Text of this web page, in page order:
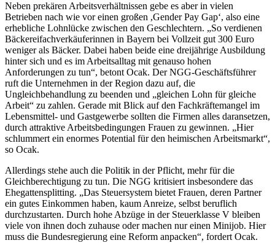
Neben prekären Arbeitsverhältnissen gebe es aber in vielen
Betrieben nach wie vor einen großen ,Gender Pay Gap‘, also eine
erhebliche Lohnlücke zwischen den Geschlechtern. „So verdienen
Bäckereifachverkäuferinnen in Bayern bei Vollzeit gut 300 Euro
weniger als Bäcker. Dabei haben beide eine dreijährige Ausbildung
hinter sich und es im Arbeitsalltag mit genauso hohen
Anforderungen zu tun“, betont Ocak. Der NGG-Geschäftsführer
ruft die Unternehmen in der Region dazu auf, die
Ungleichbehandlung zu beenden und „gleichen Lohn für gleiche
Arbeit“ zu zahlen. Gerade mit Blick auf den Fachkräftemangel im
Lebensmittel- und Gastgewerbe sollten die Firmen alles daransetzen,
durch attraktive Arbeitsbedingungen Frauen zu gewinnen. „Hier
schlummert ein enormes Potential für den heimischen Arbeitsmarkt“,
so Ocak.
Allerdings stehe auch die Politik in der Pflicht, mehr für die
Gleichberechtigung zu tun. Die NGG kritisiert insbesondere das
Ehegattensplitting. „Das Steuersystem bietet Frauen, deren Partner
ein gutes Einkommen haben, kaum Anreize, selbst beruflich
durchzustarten. Durch hohe Abzüge in der Steuerklasse V bleiben
viele von ihnen doch zuhause oder machen nur einen Minijob. Hier
muss die Bundesregierung eine Reform anpacken“, fordert Ocak.